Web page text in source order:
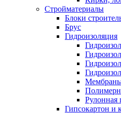
Стройматериалы
Блоки
Брус
Гидроизоляция
Рулонная
Гипсокартон и